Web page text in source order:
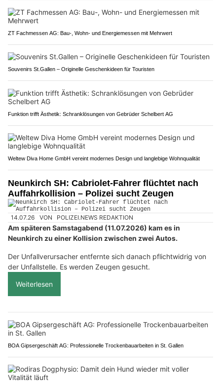
ZT Fachmessen AG: Bau-, Wohn- und Energiemessen mit Mehrwert
Souvenirs St.Gallen – Originelle Geschenkideen für Touristen
Funktion trifft Ästhetik: Schranklösungen von Gebrüder Schelbert AG
Weltew Diva Home GmbH vereint modernes Design und langlebige Wohnqualität
Neunkirch SH: Cabriolet-Fahrer flüchtet nach
Auffahrkollision – Polizei sucht Zeugen
14.07.26 VON POLIZEI.NEWS REDAKTION
Am späteren Samstagabend (11.07.2026) kam es in
Neunkirch zu einer Kollision zwischen zwei Autos.
Der Unfallverursacher entfernte sich danach pflichtwidrig von
der Unfallstelle. Es werden Zeugen gesucht.
Weiterlesen
BOA Gipsergeschäft AG: Professionelle Trockenbauarbeiten in St. Gallen